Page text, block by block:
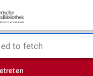
to fetch